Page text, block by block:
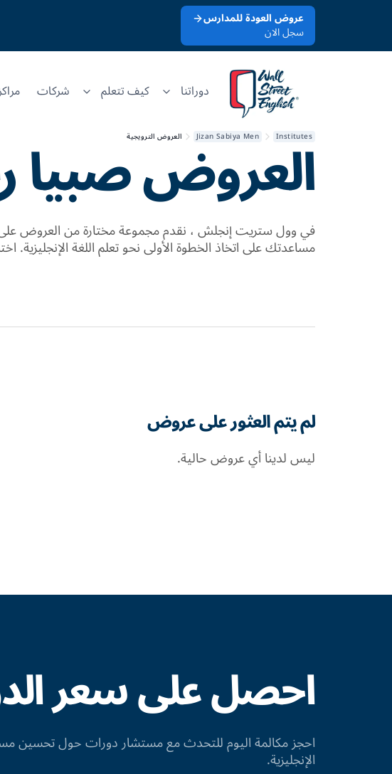
عروض العودة للمدارس
سجل الان
دوراتنا كيف تتعلم شركات
Institutes
Jizan Sabiya Men العروض الترويجية
العروضصبيا
في وول ستريت إنجلش ، نقدم مجموعة مختارة من العروض
مساعدتك على اتخاذ الخطوة الأولى نحو تعلم اللغة الإنجليزية.
لم يتم العثور على عروض
ليس لدينا أي عروض حالية.
احصل على سعر
احجز مكالمة اليوم للتحدث مع مستشار دورات حول تحسين
الإنجليزية.